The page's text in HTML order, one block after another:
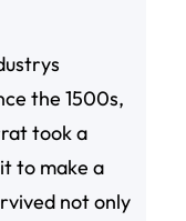
the 1500s,
took a
to make a
not only